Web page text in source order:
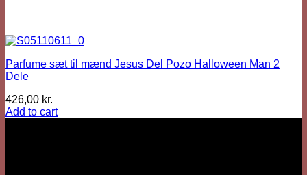
Parfume sæt til mænd Jesus Del Pozo Halloween Man 2
Dele
426,00 kr.
Add to cart